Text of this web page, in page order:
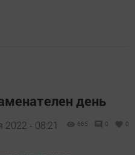
день
2022 - 08:21 665 0 0